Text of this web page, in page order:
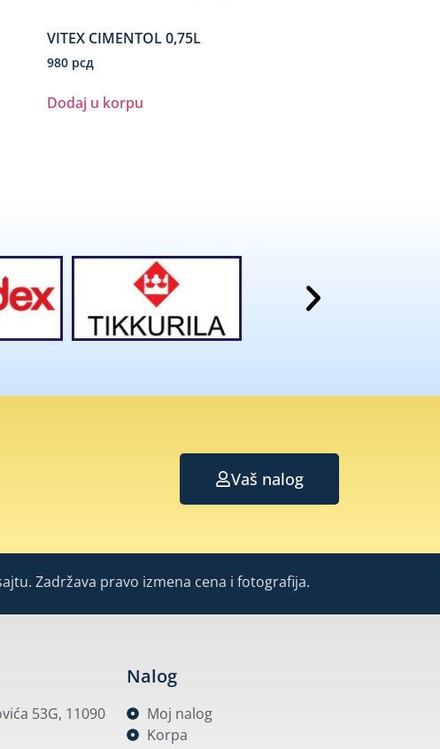
VITEX CIMENTOL 0,75L
980 рсд
Dodaj u korpu
Vaš nalog
Zadržava pravo izmena cena i fotografija.
53G, 11090
Nalog
Moj nalog
Korpa